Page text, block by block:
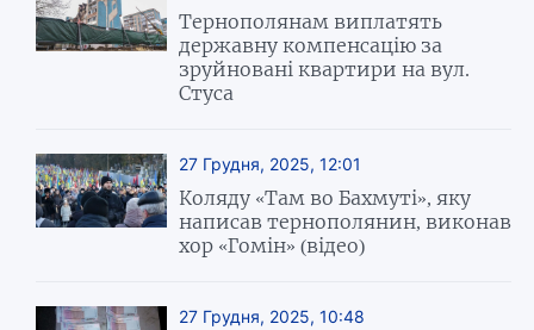
Тернополянам виплатять
державну компенсацію за
зруйновані квартири на вул.
Стуса
27 Грудня, 2025, 12:01
Коляду «Там во Бахмуті», яку
написав тернополянин, виконав
хор «Гомін» (відео)
27 Грудня, 2025, 10:48